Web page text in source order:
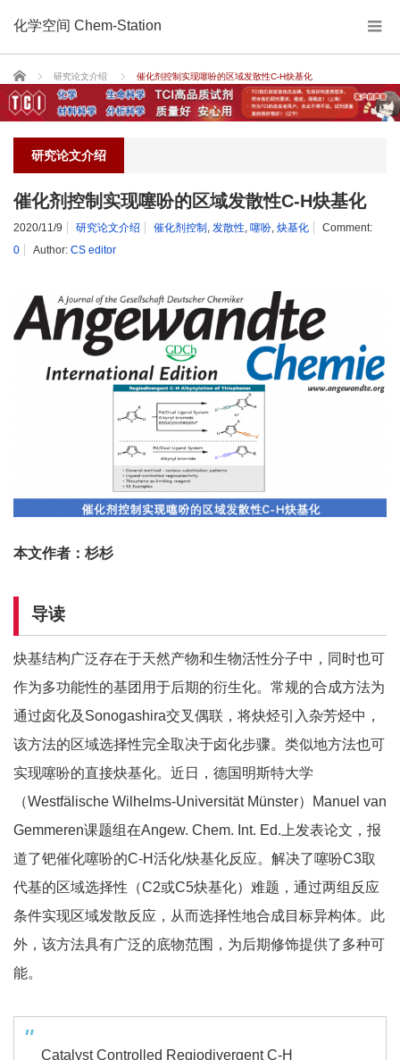
化学空间 Chem-Station
Home 研究论文介绍 催化剂控制实现噻吩的区域发散性C-H炔基化
研究论文介绍
催化剂控制实现噻吩的区域发散性C-H炔基化
2020/11/9 研究论文介绍 催化剂控制 发散性 噻吩 炔基化
Comment:
0
Author: CS editor
本文作者：杉杉
导读
炔基结构广泛存在于天然产物和生物活性分子中，同时也可
作为多功能性的基团用于后期的衍生化。常规的合成方法为
通过卤化及Sonogashira交叉偶联，将炔烃引入杂芳烃中，
该方法的区域选择性完全取决于卤化步骤。类似地方法也可
实现噻吩的直接炔基化。近日，德国明斯特大学
（Westfälische Wilhelms-Universität Münster）Manuel van
Gemmeren课题组在Angew. Chem. Int. Ed.上发表论文，报
道了钯催化噻吩的C-H活化/炔基化反应。解决了噻吩C3取
代基的区域选择性（C2或C5炔基化）难题，通过两组反应
条件实现区域发散反应，从而选择性地合成目标异构体。此
外，该方法具有广泛的底物范围，为后期修饰提供了多种可
能。
Catalyst Controlled Regiodivergent C-H